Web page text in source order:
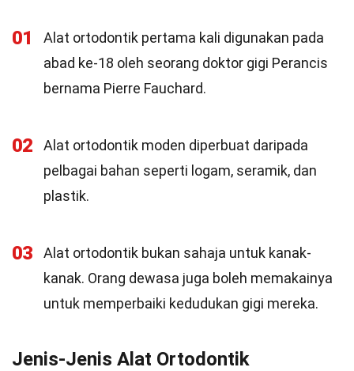
01
Alat ortodontik pertama kali digunakan pada
abad ke-18 oleh seorang doktor gigi Perancis
bernama Pierre Fauchard.
02
Alat ortodontik moden diperbuat daripada
pelbagai bahan seperti logam, seramik, dan
plastik.
03
Alat ortodontik bukan sahaja untuk kanak-
kanak. Orang dewasa juga boleh memakainya
untuk memperbaiki kedudukan gigi mereka.
Jenis-Jenis Alat Ortodontik